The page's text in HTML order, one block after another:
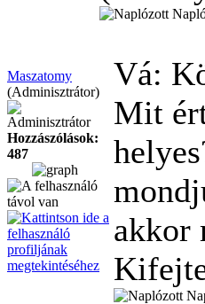
Maszatomy
(Adminisztrátor)
Adminisztrátor
Hozzászólások:
487
Vá:
Mit
akkor